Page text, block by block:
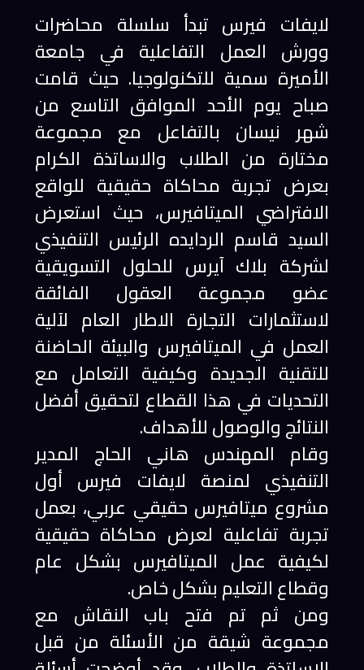
لايفات فيرس تبدأ سلسلة محاضرات
وورش العمل التفاعلية في جامعة
الأميرة سمية للتكنولوجيا. حيث قامت
صباح يوم الأحد الموافق التاسع من
شهر نيسان بالتفاعل مع مجموعة
مختارة من الطلاب والاساتذة الكرام
بعرض تجربة محاكاة حقيقية للواقع
الافتراضي الميتافيرس، حيث استعرض
السيد قاسم الردايده الرئيس التنفيذي
لشركة بلاك آيرس للحلول التسويقية
عضو مجموعة العقول الفائقة
لاستثمارات التجارة الاطار العام لآلية
العمل في الميتافيرس والبيئة الحاضنة
للتقنية الجديدة وكيفية التعامل مع
التحديات في هذا القطاع لتحقيق أفضل
النتائج والوصول للأهداف.
وقام المهندس هاني الحاج المدير
التنفيذي لمنصة لايفات فيرس أول
مشروع ميتافيرس حقيقي عربي، بعمل
تجربة تفاعلية لعرض محاكاة حقيقية
لكيفية عمل الميتافيرس بشكل عام
وقطاع التعليم بشكل خاص.
ومن ثم تم فتح باب النقاش مع
مجموعة شيقة من الأسئلة من قبل